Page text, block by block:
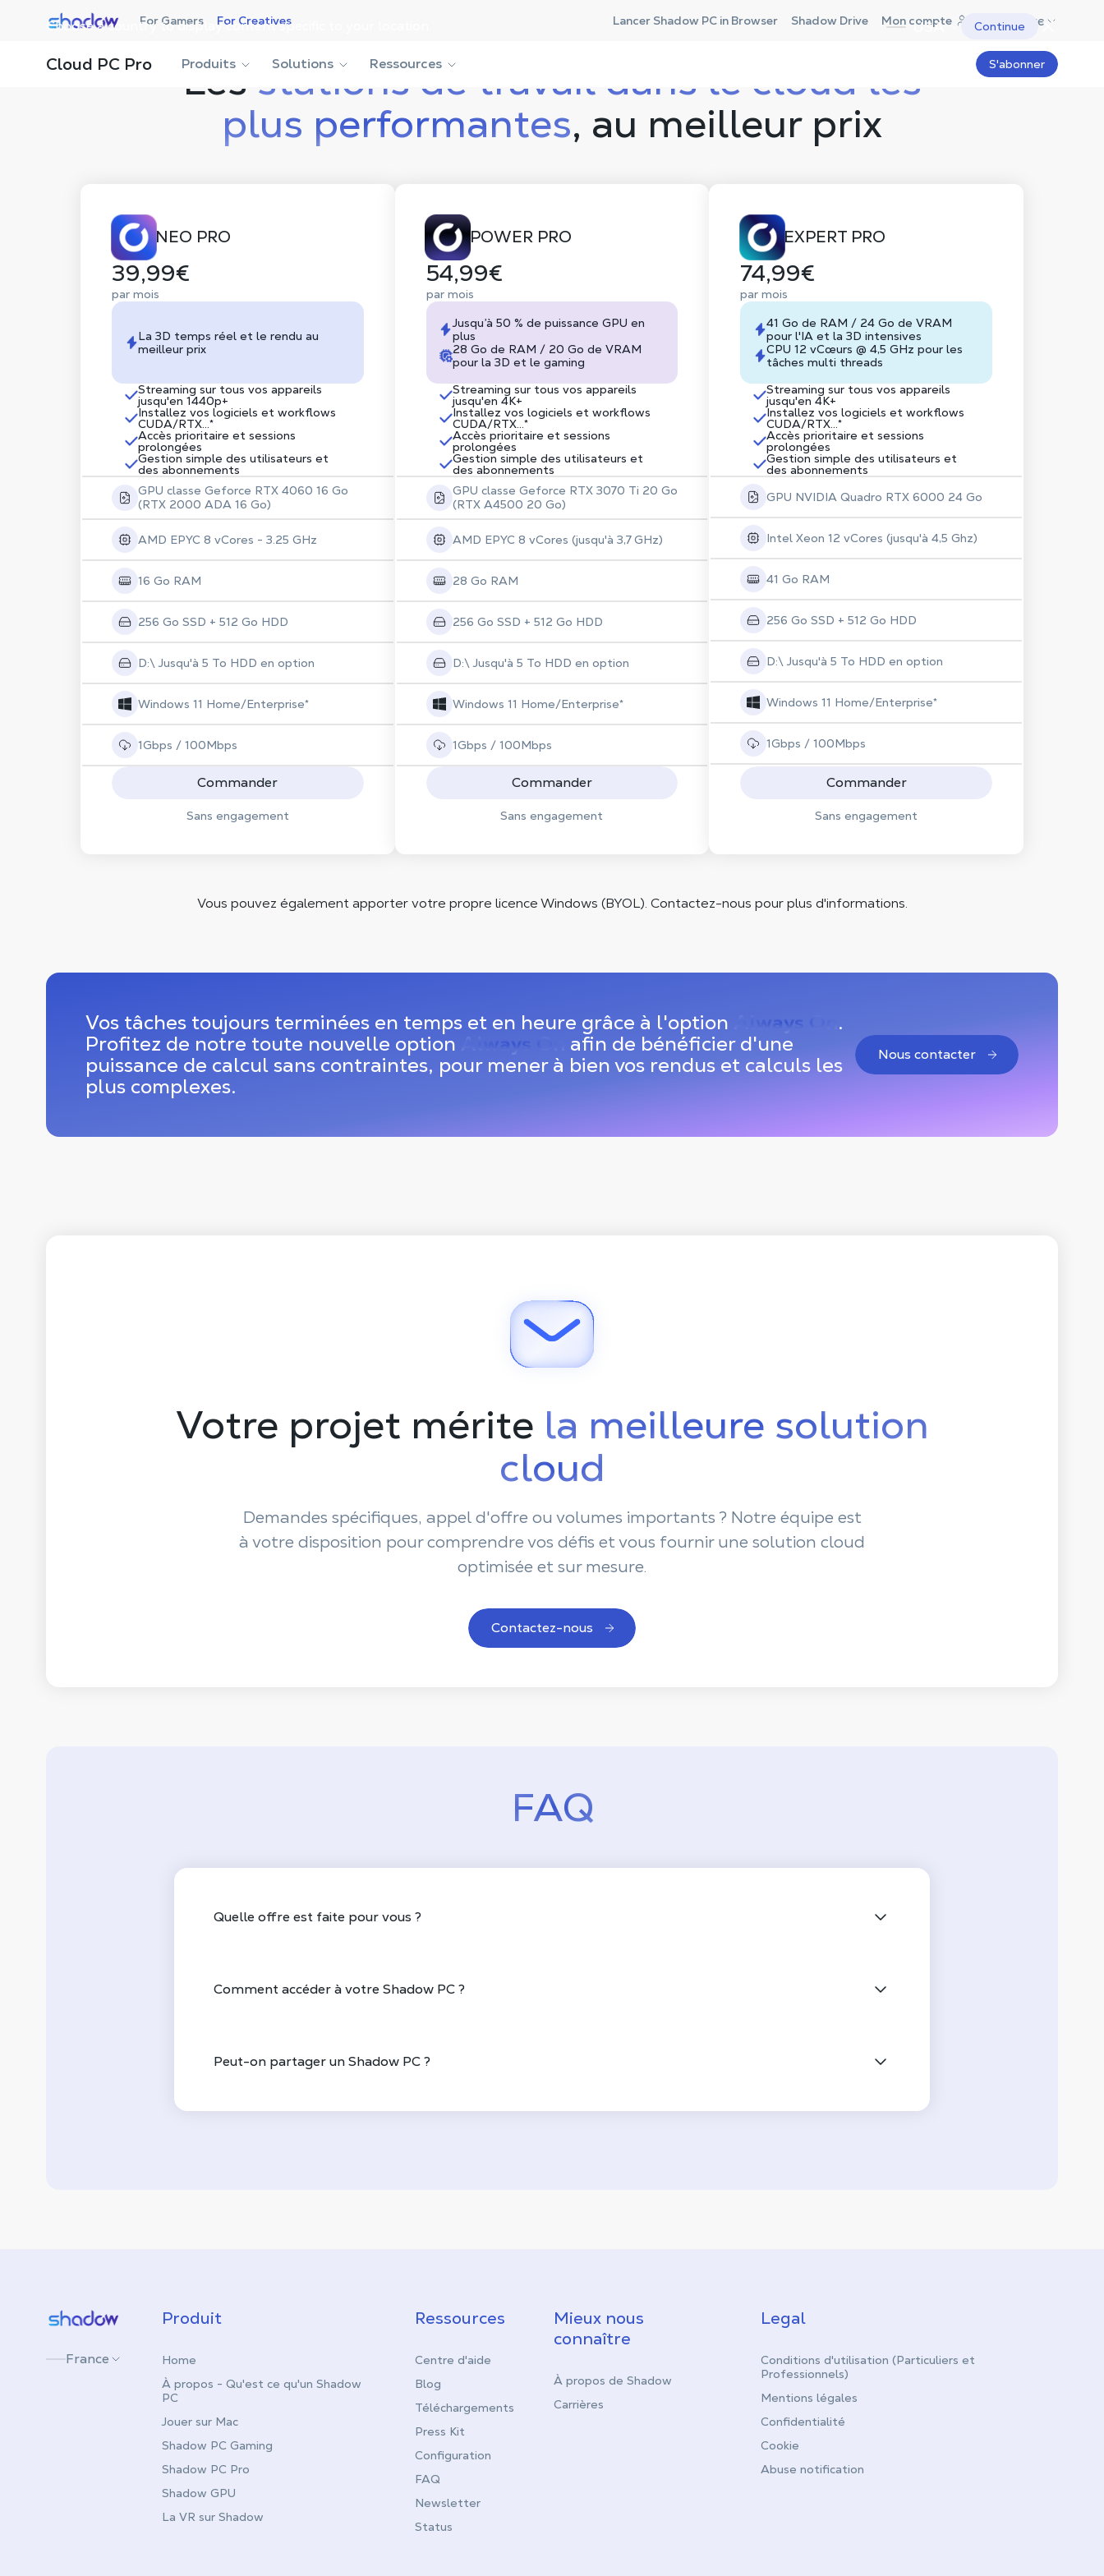
Choose a country to display content specific to your location. USA Continue
Shadow.tech For Gamers For Creatives Lancer Shadow PC in Browser Shadow Drive Mon compte France
Cloud PC Pro Produits Solutions Ressources S'abonner
Logiciel Fonctionnalités Contactez-nous
Lesstations de travail dans le cloud les
plus performantes, au meilleur prix
NEO PRO
39,99€
par mois
La 3D temps réel et le rendu au
meilleur prix
Streaming sur tous vos appareils
jusqu'en 1440p+
Installez vos logiciels et workflows
CUDA/RTX...*
Accès prioritaire et sessions
prolongées
Gestion simple des utilisateurs et
des abonnements
GPU classe Geforce RTX 4060 16 Go
(RTX 2000 ADA 16 Go)
AMD EPYC 8 vCores - 3.25 GHz
16 Go RAM
256 Go SSD + 512 Go HDD
D:\ Jusqu'à 5 To HDD en option
Windows 11 Home/Enterprise*
1Gbps / 100Mbps
Commander
Sans engagement
POWER PRO
54,99€
par mois
Jusqu’à 50 % de puissance GPU en
plus
28 Go de RAM / 20 Go de VRAM
pour la 3D et le gaming
Streaming sur tous vos appareils
jusqu'en 4K+
Installez vos logiciels et workflows
CUDA/RTX...*
Accès prioritaire et sessions
prolongées
Gestion simple des utilisateurs et
des abonnements
GPU classe Geforce RTX 3070 Ti 20 Go
(RTX A4500 20 Go)
AMD EPYC 8 vCores (jusqu'à 3,7 GHz)
28 Go RAM
256 Go SSD + 512 Go HDD
D:\ Jusqu'à 5 To HDD en option
Windows 11 Home/Enterprise*
1Gbps / 100Mbps
Commander
Sans engagement
EXPERT PRO
74,99€
par mois
41 Go de RAM / 24 Go de VRAM
pour l'IA et la 3D intensives
CPU 12 vCœurs @ 4,5 GHz pour les
tâches multi threads
Streaming sur tous vos appareils
jusqu'en 4K+
Installez vos logiciels et workflows
CUDA/RTX...*
Accès prioritaire et sessions
prolongées
Gestion simple des utilisateurs et
des abonnements
GPU NVIDIA Quadro RTX 6000 24 Go
Intel Xeon 12 vCores (jusqu'à 4,5 Ghz)
41 Go RAM
256 Go SSD + 512 Go HDD
D:\ Jusqu'à 5 To HDD en option
Windows 11 Home/Enterprise*
1Gbps / 100Mbps
Commander
Sans engagement
Vous pouvez également apporter votre propre licence Windows (BYOL). Contactez-nous pour plus d'informations.
Vos tâches toujours terminées en temps et en heure grâce à l'option Always On .
Profitez de notre toute nouvelle option Always On
afin de bénéficier d'une
puissance de calcul sans contraintes, pour mener à bien vos rendus et calculs les
plus complexes.
Nous contacter
Votre projet mérite la meilleure solution
cloud
Demandes spécifiques, appel d'offre ou volumes importants ? Notre équipe est
à votre disposition pour comprendre vos défis et vous fournir une solution cloud
optimisée et sur mesure.
Contactez-nous
FAQ
Quelle offre est faite pour vous ?
Comment accéder à votre Shadow PC ?
Peut-on partager un Shadow PC ?
Shadow.tech
France
Produit
Home
À propos - Qu'est ce qu'un Shadow
PC
Jouer sur Mac
Shadow PC Gaming
Shadow PC Pro
Shadow GPU
La VR sur Shadow
Ressources
Centre d'aide
Blog
Téléchargements
Press Kit
Configuration
FAQ
Newsletter
Status
Mieux nous
connaître
À propos de Shadow
Carrières
Legal
Conditions d'utilisation (Particuliers et
Professionnels)
Mentions légales
Confidentialité
Cookie
Abuse notification